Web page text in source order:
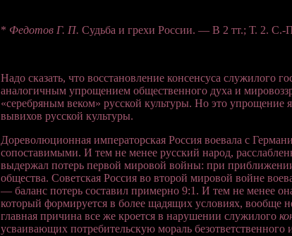
* Федотов Г. П. Судьба и грехи России. — В 2 тт.; Т. 2. С.-
Надо сказать, что восстановление консенсуса служилого
аналогичным упрощением общественного духа и
«серебряным веком» русской культуры. Но это упрощение
вывихов русской культуры.
Дореволюционная императорская Россия воевала с
сопоставимыми. И тем не менее русский народ,
выдержал потерь первой мировой войны: при
общества. Советская Россия во второй мировой войне
— баланс потерь составил примерно 9:1. И тем не менее
который формируется в более щадящих условиях, вообще
главная причина все же кроется в нарушении служилого
усваивающих потребительскую мораль безответственного